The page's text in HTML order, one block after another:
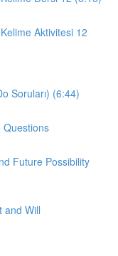
Aktivitesi 12
Soruları) (6:44)
Questions
Future Possibility
and Will